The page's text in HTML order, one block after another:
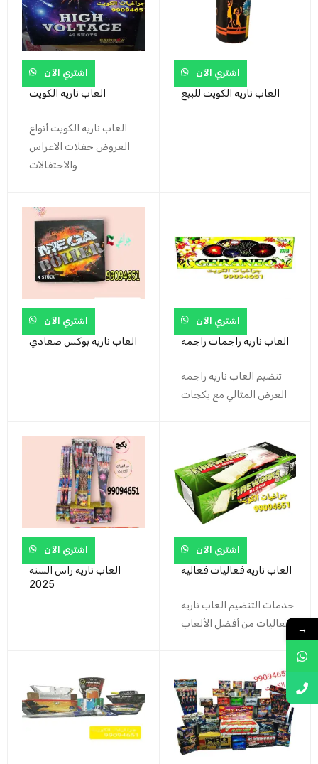
اشتري الآن
العاب ناريه الكويت
العاب ناريه الكويت أنواع
العروض حفلات الاعراس
والاحتفالات
اشتري الآن
العاب ناريه الكويت للبيع
اشتري الآن
العاب ناريه بوكس صعادي
اشتري الآن
العاب ناريه راجمات راجمه
تنضيم العاب ناريه راجمه
العرض المثالي مع بكجات
اشتري الآن
العاب ناريه راس السنه
2025
اشتري الآن
العاب ناريه فعاليات فعاليه
خدمات التنضيم العاب ناريه
فعاليات من أفضل الألعاب
→